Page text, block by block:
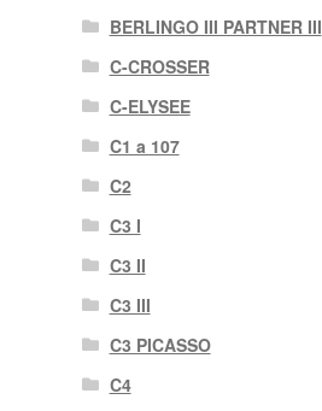
BERLINGO III PARTNER III
C-CROSSER
C-ELYSEE
C1 a 107
C2
C3 I
C3 II
C3 III
C3 PICASSO
C4